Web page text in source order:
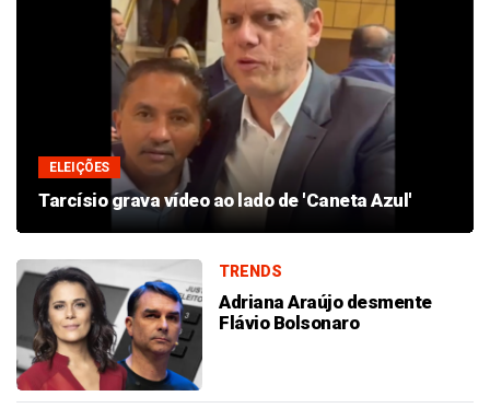
ELEIÇÕES
Tarcísio grava vídeo ao lado de 'Caneta Azul'
TRENDS
Adriana Araújo desmente
Flávio Bolsonaro